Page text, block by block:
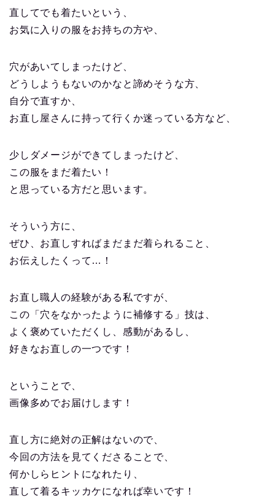
直してでも着たいという、
お気に入りの服をお持ちの方や、
穴があいてしまったけど、
どうしようもないのかなと諦めそうな方、
自分で直すか、
お直し屋さんに持って行くか迷っている方など、
少しダメージができてしまったけど、
この服をまだ着たい！
と思っている方だと思います。
そういう方に、
ぜひ、お直しすればまだまだ着られること、
お伝えしたくって…！
お直し職人の経験がある私ですが、
この「穴をなかったように補修する」技は、
よく褒めていただくし、感動があるし、
好きなお直しの一つです！
ということで、
画像多めでお届けします！
直し方に絶対の正解はないので、
今回の方法を見てくださることで、
何かしらヒントになれたり、
直して着るキッカケになれば幸いです！